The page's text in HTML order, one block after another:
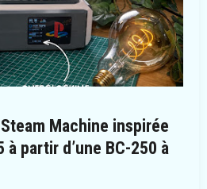
Machine inspirée
à partir d’une BC-250 à